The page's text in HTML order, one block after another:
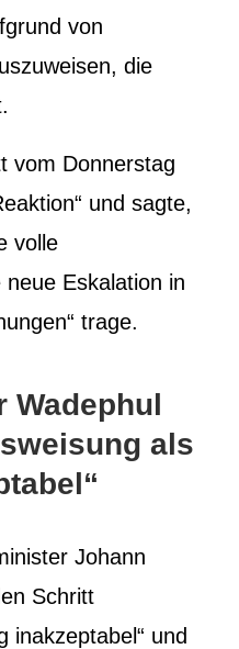
von
die
vom Donnerstag
und sagte,
volle
Eskalation in
trage.
Wadephul
als
Johann
Schritt
inakzeptabel“ und